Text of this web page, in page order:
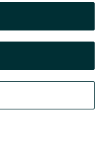
Czat Konto